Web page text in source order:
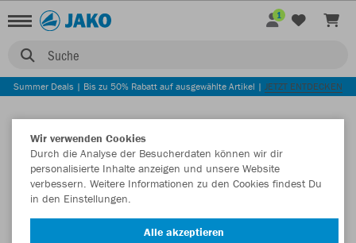
Suche
1
Summer Deals | Bis zu 50% Rabatt auf ausgewählte Artikel | JETZT ENTDECKEN
Login zum Teamshop ATFF NEU Trainer
Wir verwenden Cookies
Durch die Analyse der Besucherdaten können wir dir
personalisierte Inhalte anzeigen und unsere Website
verbessern. Weitere Informationen zu den Cookies findest Du
in den Einstellungen.
Alle akzeptieren